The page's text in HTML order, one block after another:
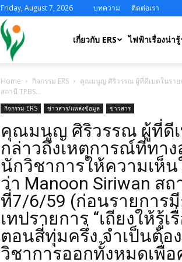
Friday, August 7, 2026 บทความ ติดต่อเรา
ERS เกี่ยวกับ ERS ไฟฟ้าเรื่องน่ารู้
Home กิจกรรม ERS
คุณมนูญ ศิริวรรณ ผู้ที่ดีเบตในราย
สถานี TPBS...
กิจกรรม ERS ข่าวสาร/แหล่งข้อมูล ข่าวสาร
คุณมนูญ ศิริวรรณ ผู้ที่ดีเบ
กล่าวถึงเหตุการณ์ที่ทา
นักวิชาการให้ความเห็
ว่า Manoon Siriwan ส
ที่7/6/59 (ก่อนรายการ
เทปรายการ “เถียงให้รู้
ตอนสี่ทุ่มครึ่ง จำเป็นต้
วิชาการออกทั้งหมดเพื่อ